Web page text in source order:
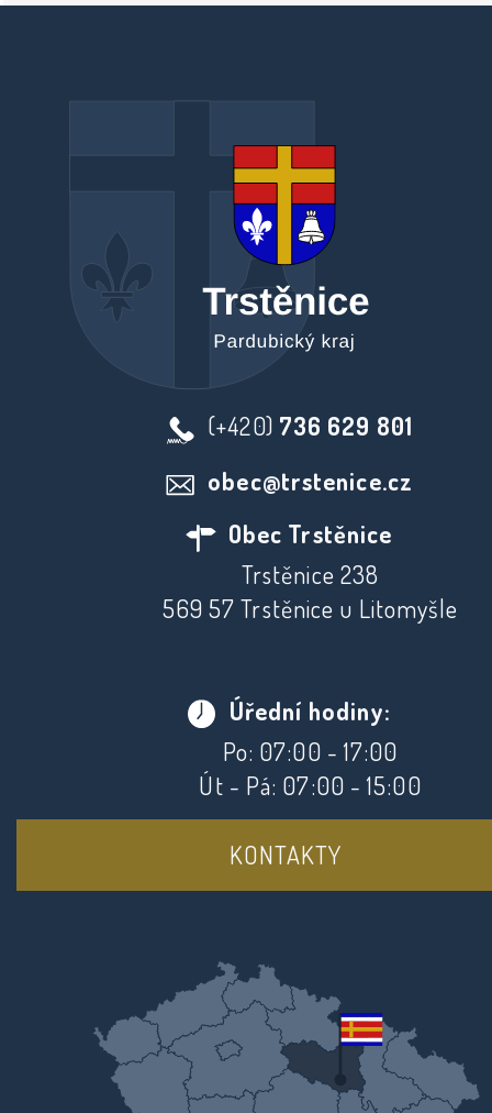
(+420) 736 629 801
obec@trstenice.cz
Obec Trstěnice
Trstěnice 238
569 57 Trstěnice u Litomyšle
Úřední hodiny:
Po: 07:00 - 17:00
Út - Pá: 07:00 - 15:00
KONTAKTY